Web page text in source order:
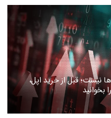
نیست؛ قبل از خرید اپل،